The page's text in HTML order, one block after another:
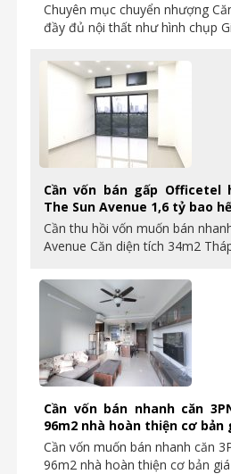
Chuyên mục chuyển nhượng
đầy đủ nội thất như hình chụp
Cần vốn bán gấp Officetel
The Sun Avenue 1,6 tỷ bao
Cần thu hồi vốn muốn bán
Avenue Căn diện tích 34m2
Cần vốn bán nhanh căn
96m2 nhà hoàn thiện cơ bản
Cần vốn muốn bán nhanh căn
96m2 nhà hoàn thiện cơ bản